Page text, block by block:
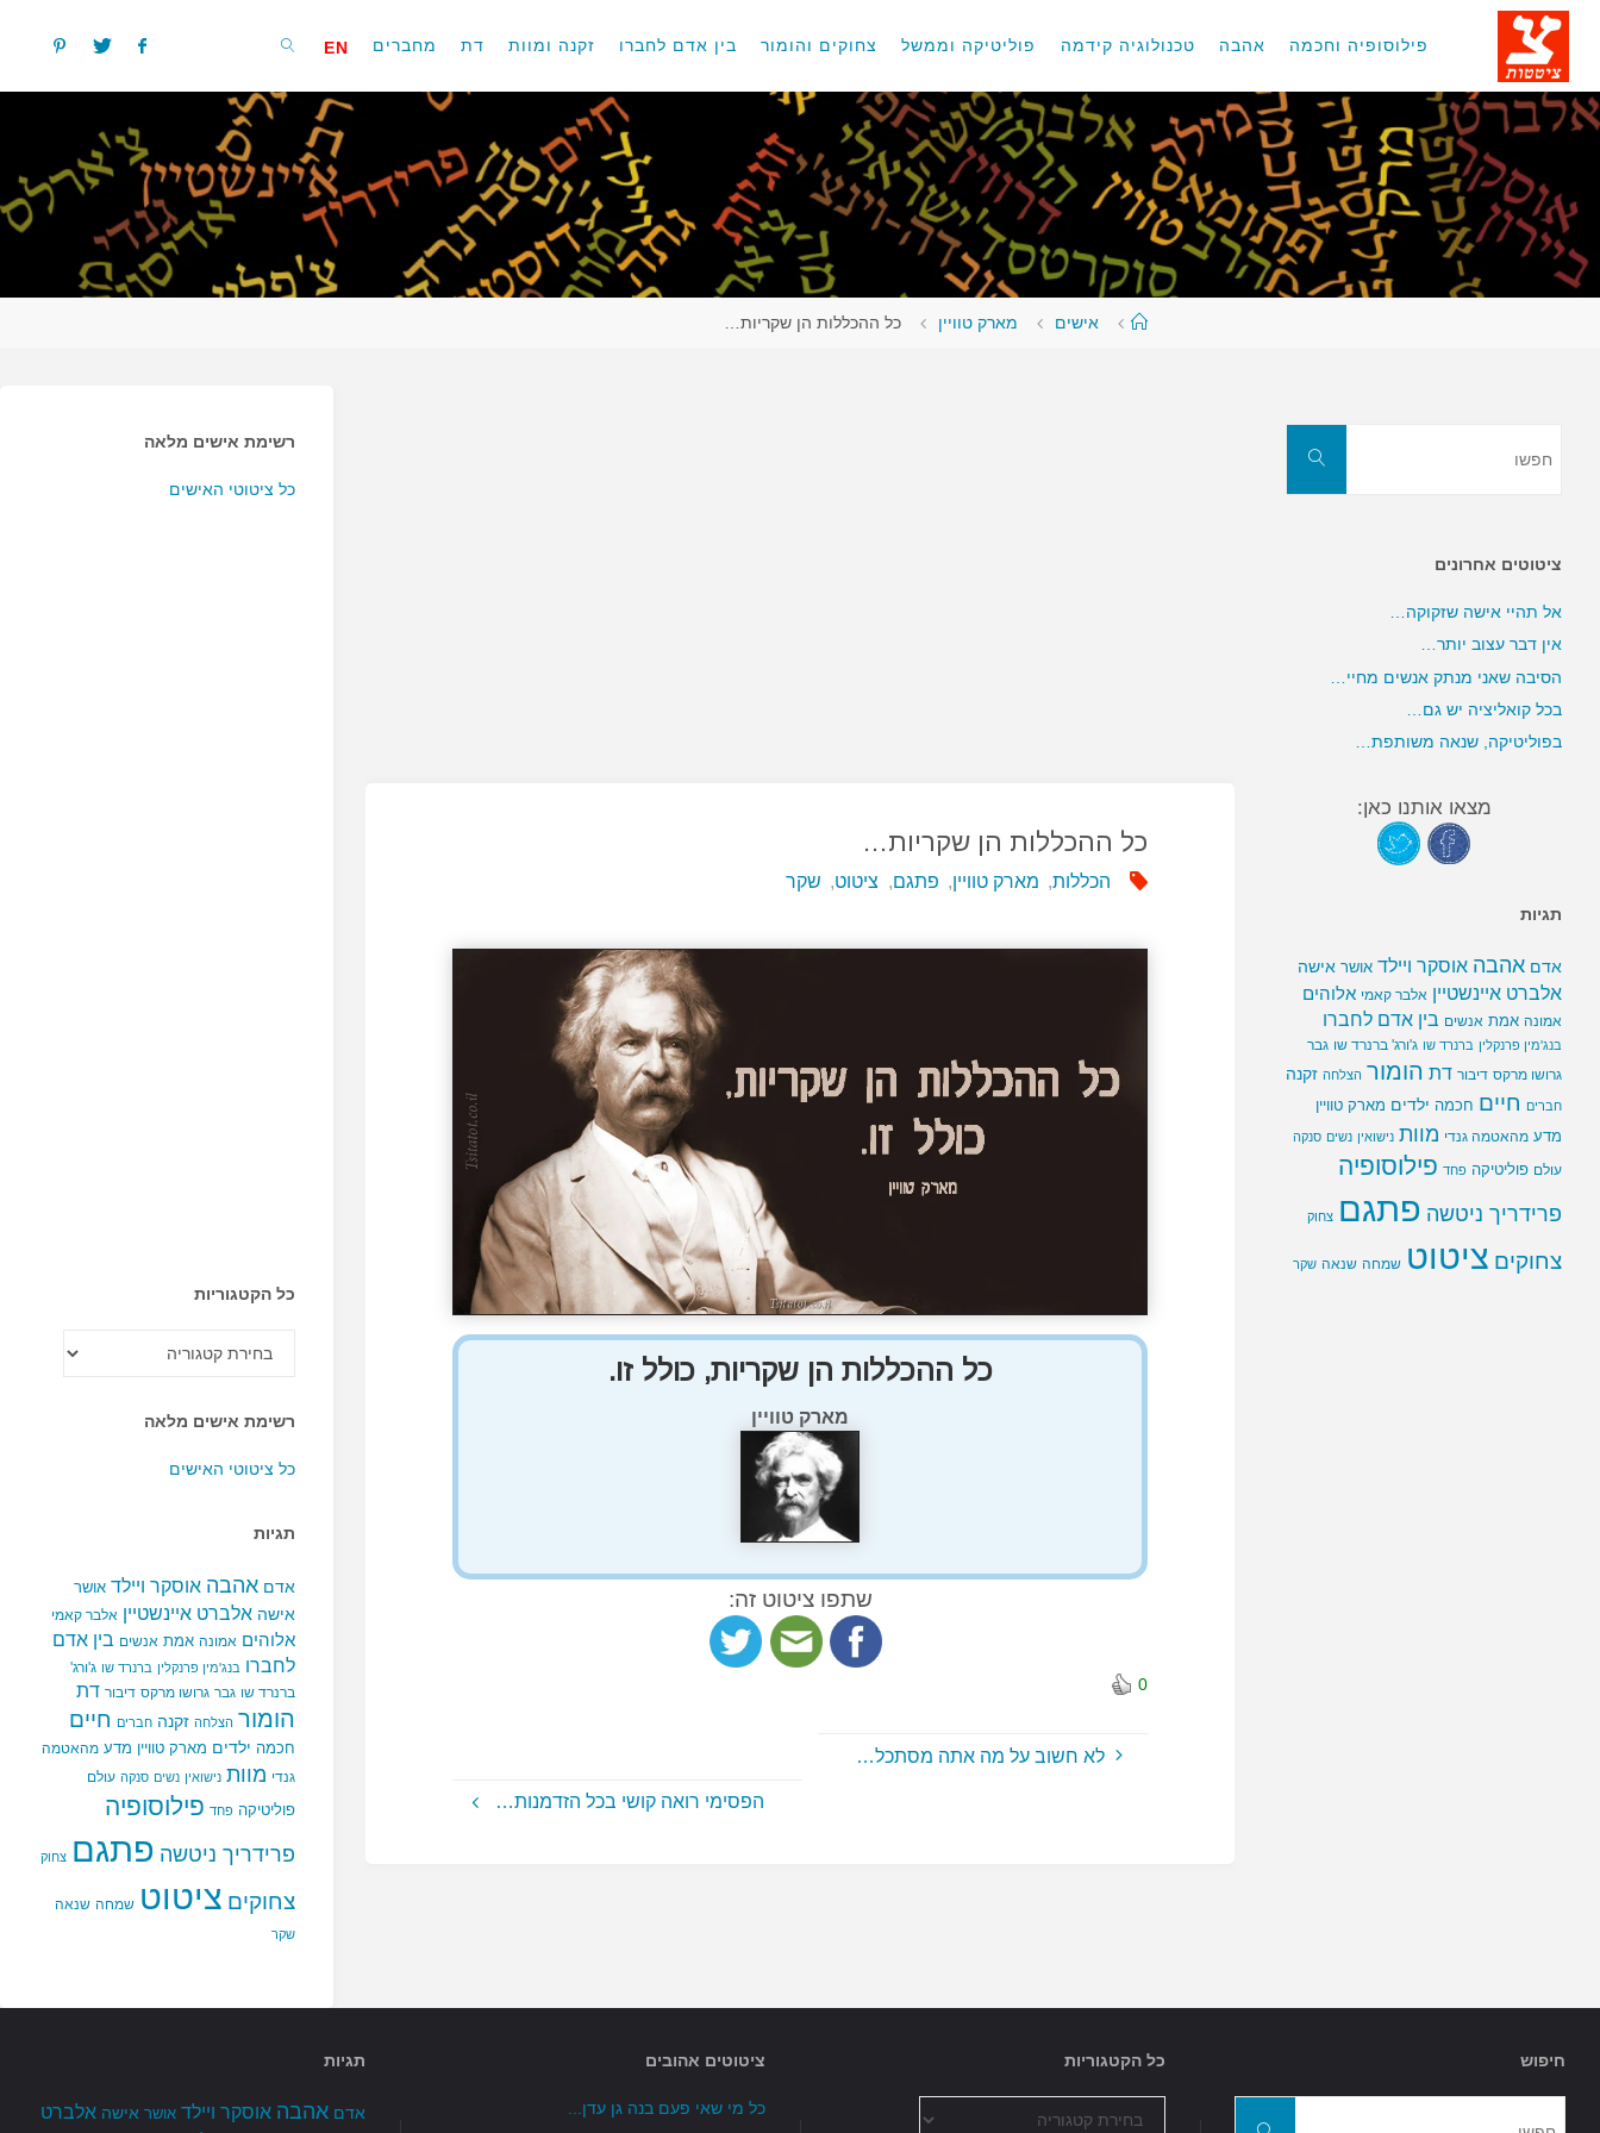
דלגו
פילוסופיה וחכמה אהבה טכנולוגיה קידמה פוליטיקה וממשל צחוקים והומור בין אדם לחברו זקנה ומוות דת מחברים EN
עמודאישים מארק טוויין כל ההכללות הן שקריות…
כל ההכללות הן שקריות…
הכללות, מארק טוויין, פתגם, ציטוט, שקר
כל ההכללות הן שקריות, כולל זו.
מארק טוויין
שתפו ציטוט זה:
0
לא חשוב על מה אתה מסתכל…
הפסימי רואה קושי בכל הזדמנות…
רשימת אישים מלאה
כל ציטוטי האישים
כל הקטגוריות
הקטגוריות
רשימת אישים מלאה
כל ציטוטי האישים
תגיות
אדם אהבה אוסקר ויילד אושר
אישה אלברט איינשטיין אלבר קאמי
אלוהים אמונה אמת אנשים בין אדם
לחברו בנג'מין פרנקלין ברנרד שו ג'ורג'
ברנרד שו גבר גרושו מרקס דיבור דת
הומור הצלחה זקנה חברים חיים
חכמה ילדים מארק טוויין מדע מהאטמה
גנדי מוות נישואין נשים סנקה עולם
פוליטיקה פחד פילוסופיה
פרידריך ניטשה פתגם צחוק
צחוקים ציטוט שמחה שנאה
שקר
חפשו
ציטוטים אחרונים
אל תהיי אישה שזקוקה…
אין דבר עצוב יותר…
הסיבה שאני מנתק אנשים מחיי…
בכל קואליציה יש גם…
בפוליטיקה, שנאה משותפת…
מצאו אותנו כאן:
תגיות
אדם אהבה אוסקר ויילד אושר אישה
אלברט איינשטיין אלבר קאמי אלוהים
אמונה אמת אנשים בין אדם לחברו
בנג'מין פרנקלין ברנרד שו ג'ורג' ברנרד שו גבר
גרושו מרקס דיבור דת הומור הצלחה זקנה
חברים חיים חכמה ילדים מארק טוויין
מדע מהאטמה גנדי מוות נישואין נשים סנקה
עולם פוליטיקה פחד פילוסופיה
פרידריך ניטשה פתגם צחוק
צחוקים ציטוט שמחה שנאה שקר
חיפוש כל הקטגוריות ציטוטים אהובים
כל מי שאי פעם בנה גן עדן...
תגיות
אדם אהבה אוסקר ויילד אושר אישה אלברט